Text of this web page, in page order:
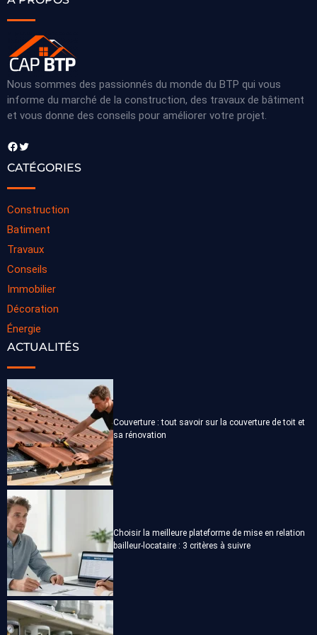
Nous sommes des passionnés du monde du BTP qui vous
informe du marché de la construction, des travaux de bâtiment
et vous donne des conseils pour améliorer votre projet.
Facebook Twitter
CATÉGORIES
Construction
Batiment
Travaux
Conseils
Immobilier
Décoration
Énergie
ACTUALITÉS
Couverture : tout savoir sur la couverture de toit et
sa rénovation
Choisir la meilleure plateforme de mise en relation
bailleur-locataire : 3 critères à suivre